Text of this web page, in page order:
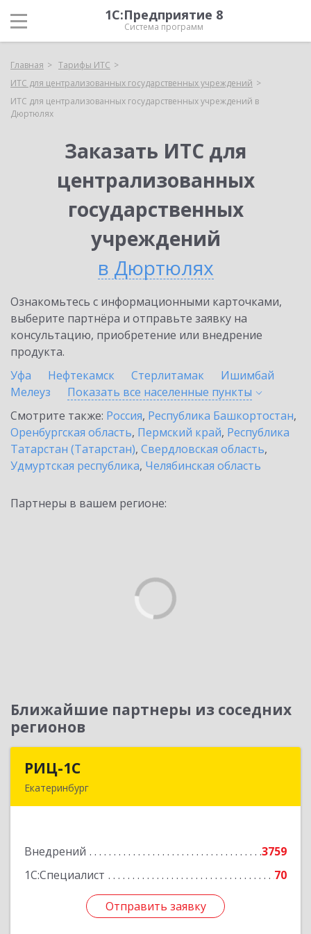
1С:Предприятие 8
Система программ
Главная
Тарифы ИТС
ИТС для централизованных государственных учреждений
ИТС для централизованных государственных учреждений в
Дюртюлях
Заказать ИТС для
централизованных
государственных
учреждений
в Дюртюлях
Ознакомьтесь с информационными карточками,
выберите партнёра и отправьте заявку на
консультацию, приобретение или внедрение
продукта.
Уфа
Нефтекамск Стерлитамак
Ишимбай
Мелеуз
Показать все населенные пункты
Смотрите также: Россия, Республика Башкортостан,
Оренбургская область, Пермский край, Республика
Татарстан (Татарстан), Свердловская область,
Удмуртская республика, Челябинская область
Партнеры в вашем регионе:
Ближайшие партнеры из соседних
регионов
РИЦ-1С
Екатеринбург
Внедрений
3759
1С:Специалист
70
Отправить заявку
Подробнее
Отправить заявку